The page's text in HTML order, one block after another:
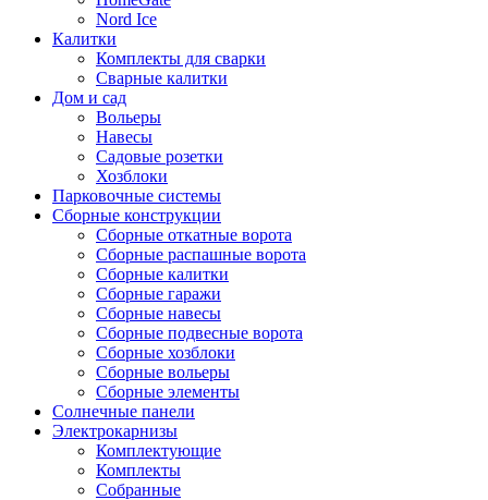
Nord Ice
Калитки
Комплекты для сварки
Сварные калитки
Дом и сад
Вольеры
Навесы
Садовые розетки
Хозблоки
Парковочные системы
Сборные конструкции
Сборные откатные ворота
Сборные распашные ворота
Сборные калитки
Сборные гаражи
Сборные навесы
Сборные подвесные ворота
Сборные хозблоки
Сборные вольеры
Сборные элементы
Солнечные панели
Электрокарнизы
Комплектующие
Комплекты
Собранные